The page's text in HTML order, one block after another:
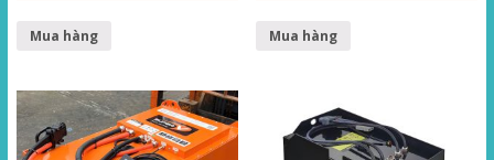
Mua hàng Mua hàng